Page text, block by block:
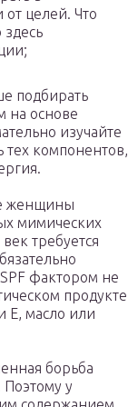
целей. Что
здесь
подбирать
на основе
изучайте
тех компонентов,
женщины
мимических
требуется
фактором не
продукте
Е, масло или
борьба
у